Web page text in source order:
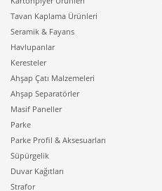
Tavan Kaplama Ürünleri
Seramik & Fayans
Havlupanlar
Keresteler
Ahşap Çatı Malzemeleri
Ahşap Separatörler
Masif Paneller
Parke
Parke Profil & Aksesuarları
Süpürgelik
Duvar Kağıtları
Strafor